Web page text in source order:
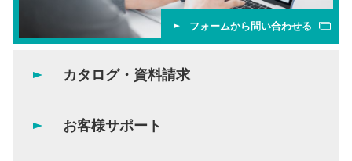
フォームから問い合わせる
カタログ・資料請求
お客様サポート